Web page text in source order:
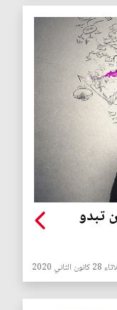
تبدو
الثاني 2020